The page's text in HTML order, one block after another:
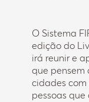
O Sistema
edição do
irá reunir e
que pensem
cidades
pessoas que